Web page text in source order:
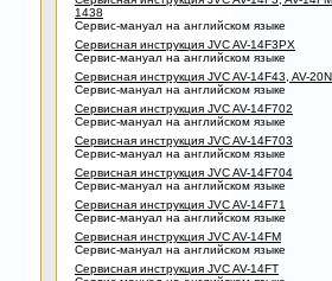
1438
Сервис-мануал на английском языке
Сервисная инструкция JVC AV-14F3PX
Сервис-мануал на английском языке
Сервисная инструкция JVC AV-14F43, AV-
Сервис-мануал на английском языке
Сервисная инструкция JVC AV-14F702
Сервис-мануал на английском языке
Сервисная инструкция JVC AV-14F703
Сервис-мануал на английском языке
Сервисная инструкция JVC AV-14F704
Сервис-мануал на английском языке
Сервисная инструкция JVC AV-14F71
Сервис-мануал на английском языке
Сервисная инструкция JVC AV-14FM
Сервис-мануал на английском языке
Сервисная инструкция JVC AV-14FT